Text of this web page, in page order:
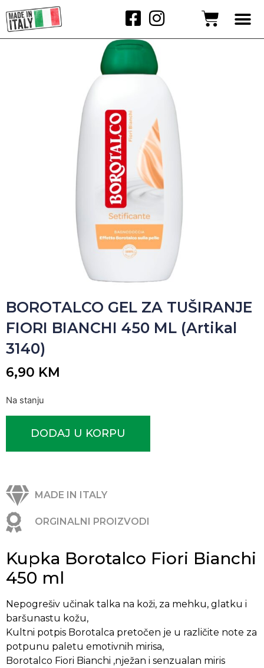
BOROTALCO GEL ZA TUŠIRANJE
FIORI BIANCHI 450 ML (Artikal
3140)
6,90 KM
Na stanju
DODAJ U KORPU
MADE IN ITALY
ORGINALNI PROIZVODI
Kupka Borotalco Fiori Bianchi
450 ml
Nepogrešiv učinak talka na koži, za mehku, glatku i
baršunastu kožu,
Kultni potpis Borotalca pretočen je u različite note za
potpunu paletu emotivnih mirisa,
Borotalco Fiori Bianchi ,nježan i senzualan miris